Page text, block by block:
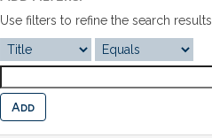
Use filters to refine the search results.